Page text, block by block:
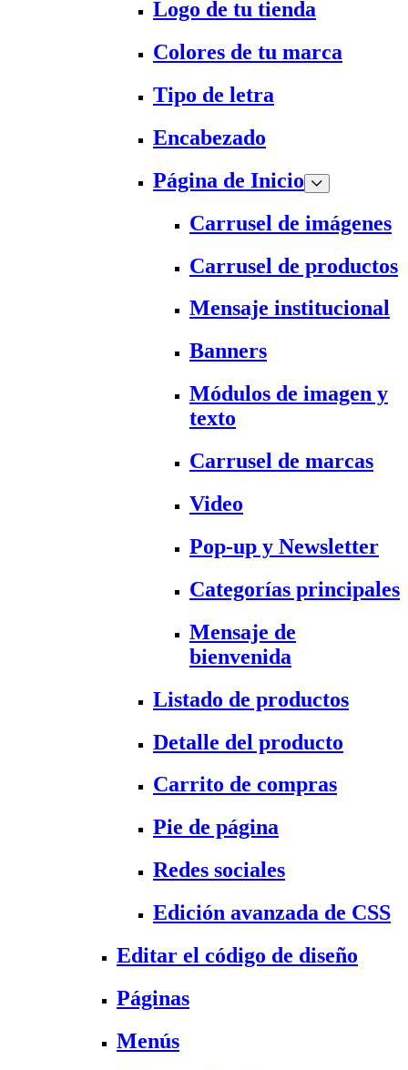
Logo de tu tienda
Colores de tu marca
Tipo de letra
Encabezado
Página de Inicio
Carrusel de imágenes
Carrusel de productos
Mensaje institucional
Banners
Módulos de imagen y
texto
Carrusel de marcas
Video
Pop-up y Newsletter
Categorías principales
Mensaje de
bienvenida
Listado de productos
Detalle del producto
Carrito de compras
Pie de página
Redes sociales
Edición avanzada de CSS
Editar el código de diseño
Páginas
Menús